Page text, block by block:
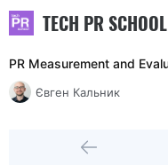
TECH PR SCHOOL
PR Measurement and
Євген Кальник